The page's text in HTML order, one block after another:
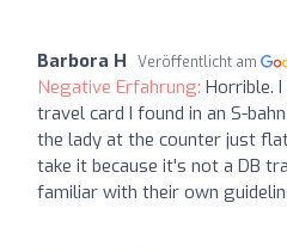
Barbora H Veröffentlicht am
Negative Erfahrung: Horrible.
travel card I found in an S-
the lady at the counter just
take it because it's not a DB
familiar with their own